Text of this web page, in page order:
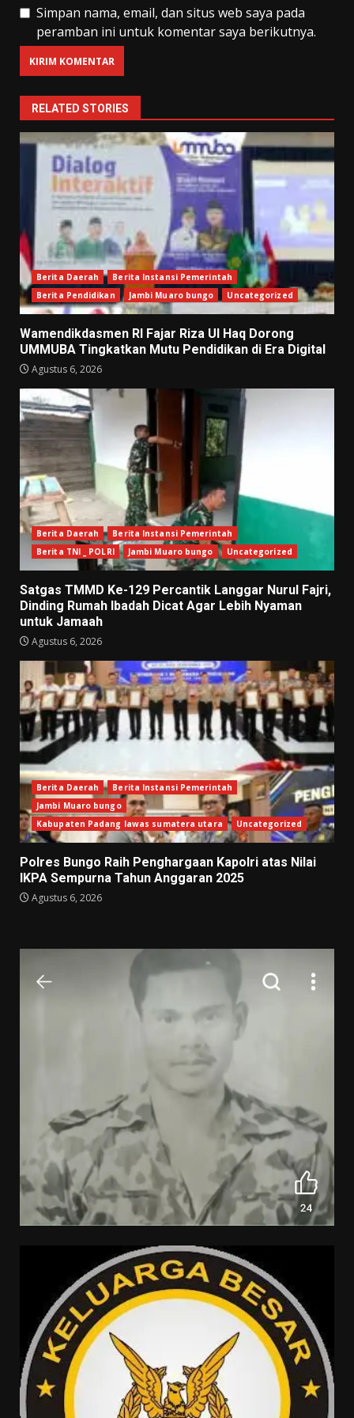
Simpan nama, email, dan situs web saya pada
peramban ini untuk komentar saya berikutnya.
RELATED STORIES
Berita Daerah
Berita Instansi Pemerintah
Berita Pendidikan
Jambi Muaro bungo Uncategorized
Wamendikdasmen RI Fajar Riza Ul Haq Dorong
UMMUBA Tingkatkan Mutu Pendidikan di Era Digital
Agustus 6, 2026
Berita Daerah
Berita Instansi Pemerintah
Berita TNI _ POLRI
Jambi Muaro bungo Uncategorized
Satgas TMMD Ke-129 Percantik Langgar Nurul Fajri,
Dinding Rumah Ibadah Dicat Agar Lebih Nyaman
untuk Jamaah
Agustus 6, 2026
Berita Daerah
Berita Instansi Pemerintah
Jambi Muaro bungo
Kabupaten Padang lawas sumatera utara
Uncategorized
Polres Bungo Raih Penghargaan Kapolri atas Nilai
IKPA Sempurna Tahun Anggaran 2025
Agustus 6, 2026